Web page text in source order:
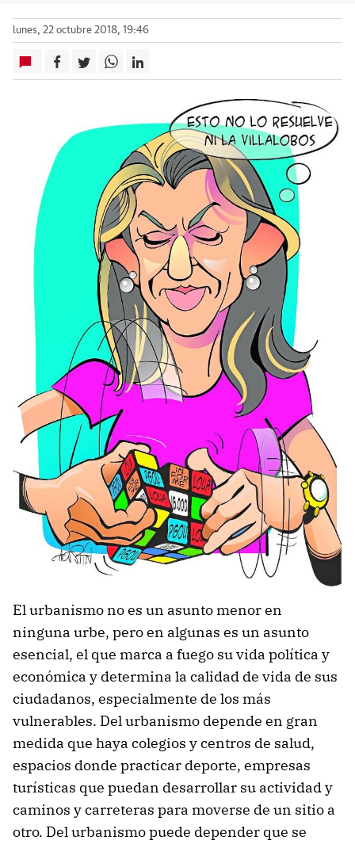
lunes, 22 octubre 2018, 19:46
El urbanismo no es un asunto menor en
ninguna urbe, pero en algunas es un asunto
esencial, el que marca a fuego su vida política y
económica y determina la calidad de vida de sus
ciudadanos, especialmente de los más
vulnerables. Del urbanismo depende en gran
medida que haya colegios y centros de salud,
espacios donde practicar deporte, empresas
turísticas que puedan desarrollar su actividad y
caminos y carreteras para moverse de un sitio a
otro. Del urbanismo puede depender que se